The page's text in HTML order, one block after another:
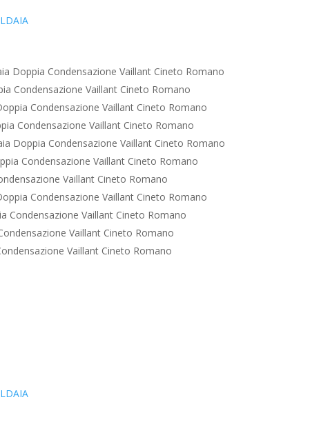
Doppia Condensazione Vaillant Cineto Romano
Condensazione Vaillant Cineto Romano
Condensazione Vaillant Cineto Romano
Condensazione Vaillant Cineto Romano
Doppia Condensazione Vaillant Cineto Romano
Condensazione Vaillant Cineto Romano
Vaillant Cineto Romano
Condensazione Vaillant Cineto Romano
Condensazione Vaillant Cineto Romano
Vaillant Cineto Romano
Vaillant Cineto Romano